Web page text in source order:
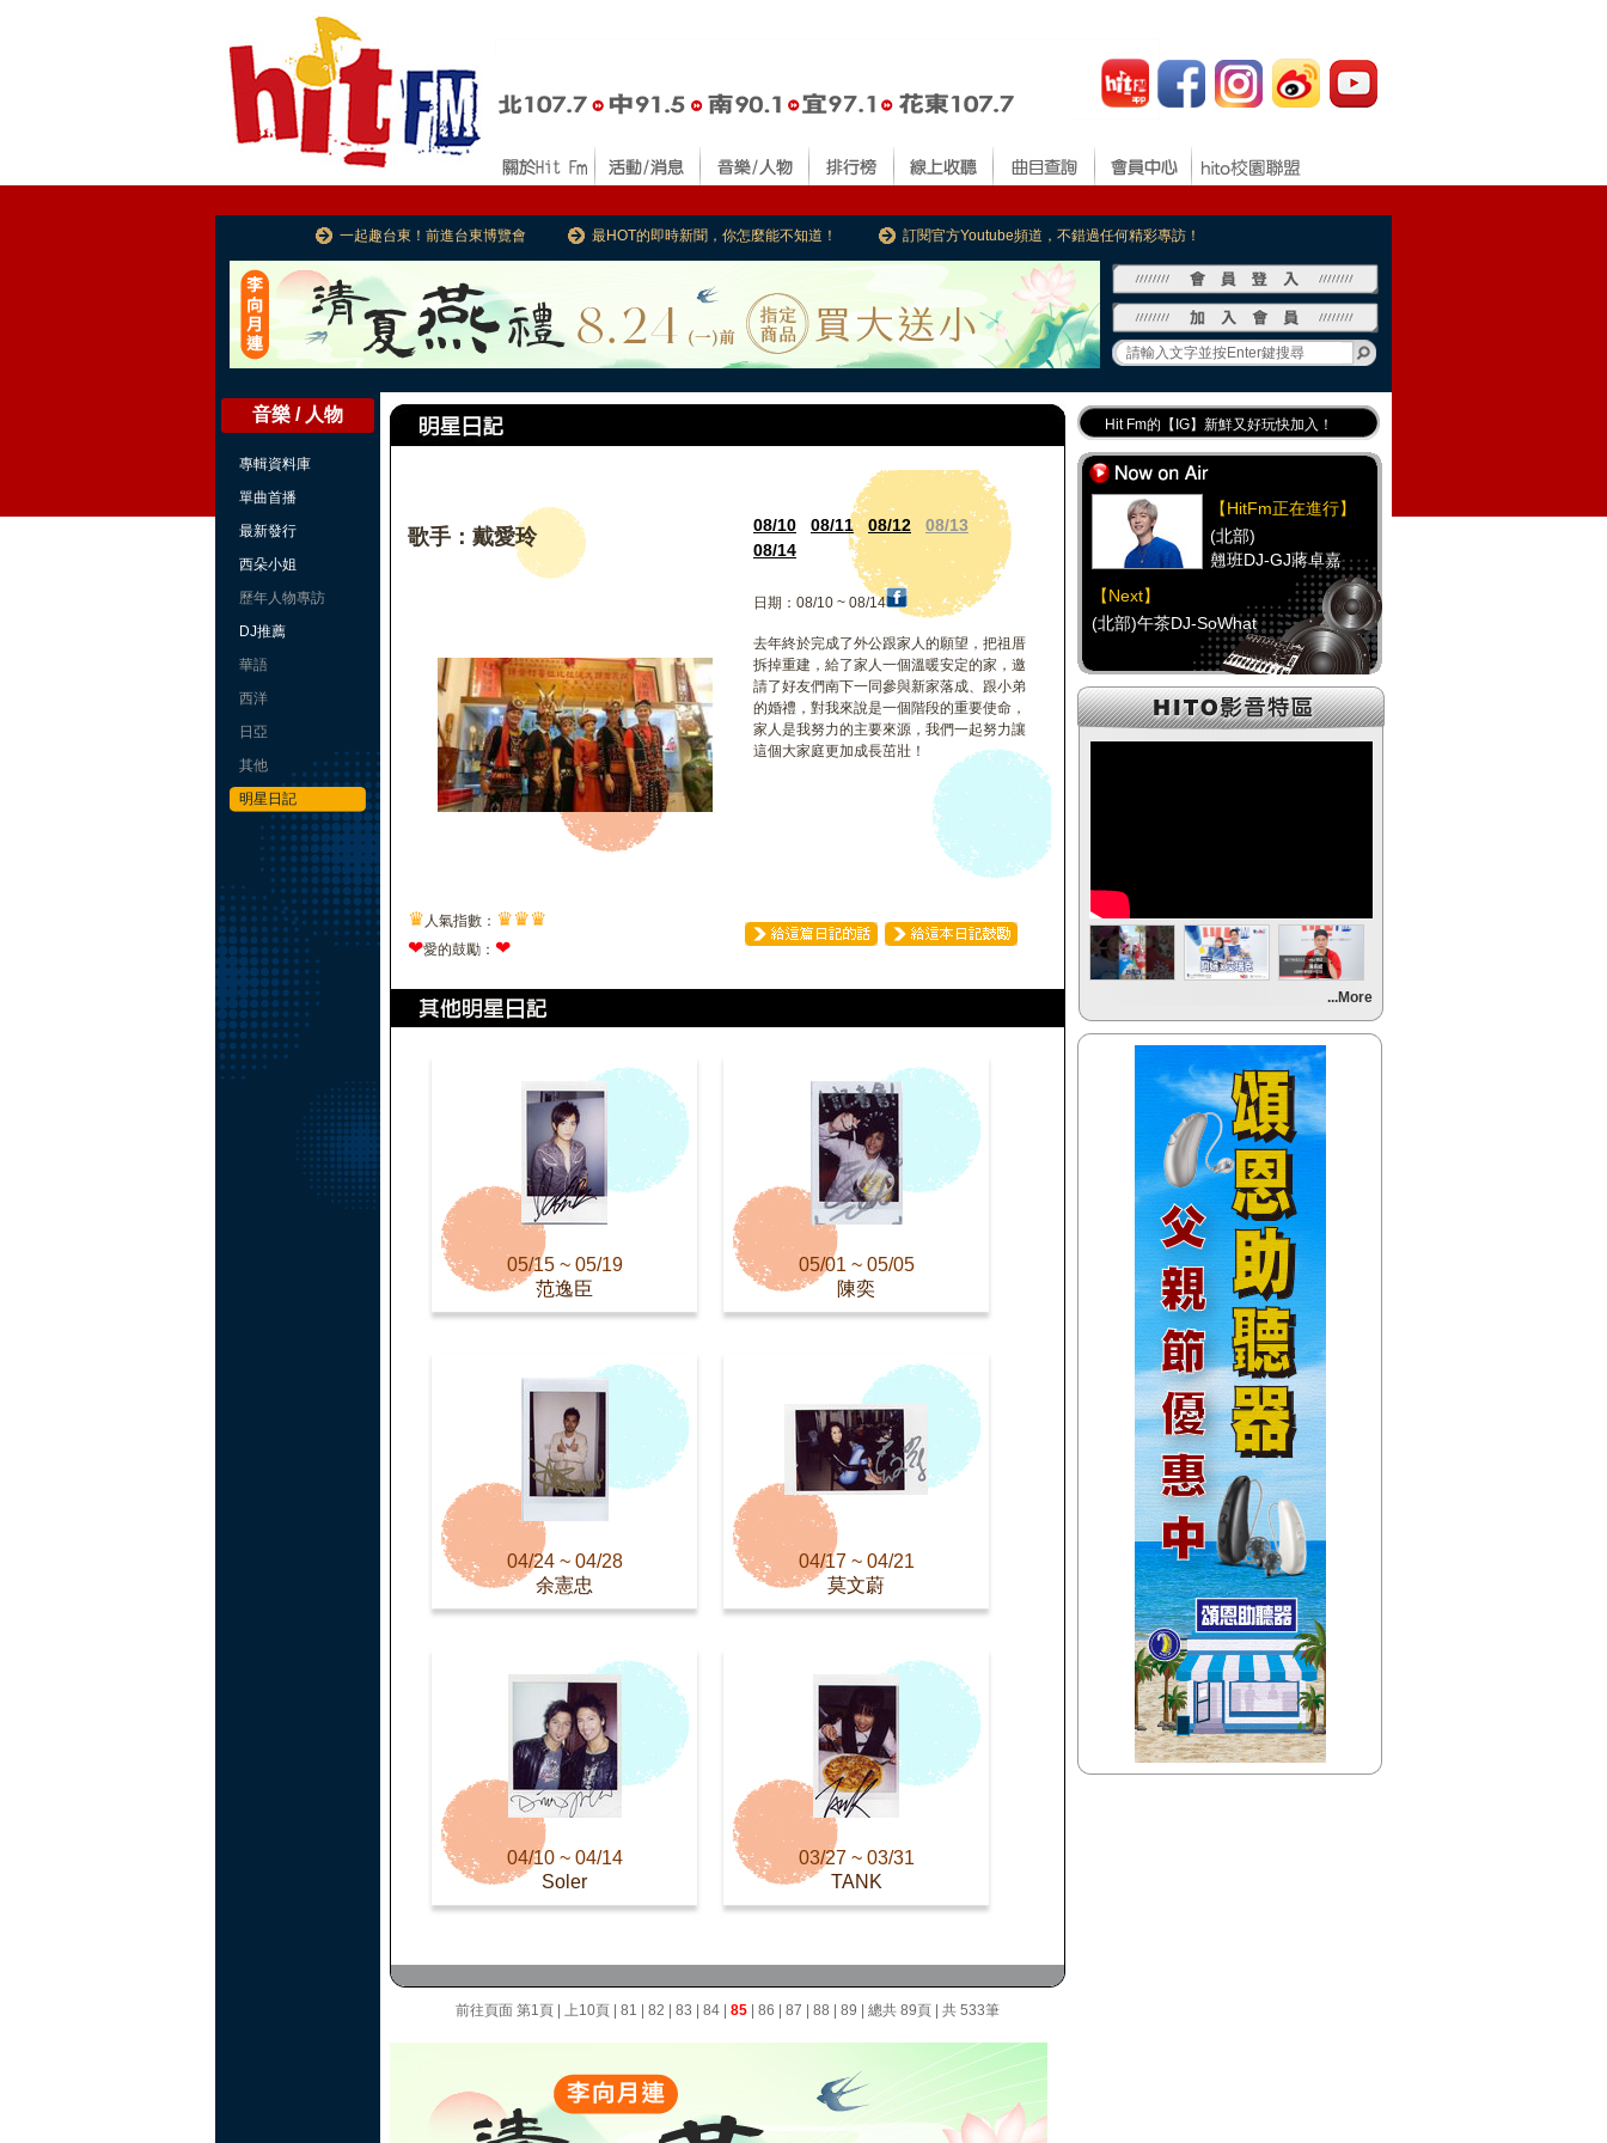
一起趣台東！前進台東博覽會 最HOT的即時新聞，你怎麼能不知道！ 訂閱官方Youtube頻道，不錯過任何精彩專訪！
音樂 / 人物
專輯資料庫
單曲首播
最新發行
西朵小姐
歷年人物專訪
DJ推薦
華語
西洋
日亞
其他
明星日記
歌手：戴愛玲 08/10 08/11 08/12
08/13
08/14
日期：08/10 ~ 08/14
去年終於完成了外公跟家人的願望，把祖厝
拆掉重建，給了家人一個溫暖安定的家，邀
請了好友們南下一同參與新家落成、跟小弟
的婚禮，對我來說是一個階段的重要使命，
家人是我努力的主要來源，我們一起努力讓
這個大家庭更加成長茁壯！
♛ 人氣指數： ♛♛♛
❤愛的鼓勵： ❤
05/15 ~ 05/19
范逸臣
05/01 ~ 05/05
陳奕
04/24 ~ 04/28
余憲忠
04/17 ~ 04/21
莫文蔚
04/10 ~ 04/14
Soler
03/27 ~ 03/31
TANK
前往頁面 第1頁 上10頁 81 82 83 84 85 86 87 88 89 | 總共 89頁 | 共 533筆
Hit Fm的【IG】新鮮又好玩快加入！
Hit Fm【FB臉書粉絲團】等你加入！
最專業《DJ推薦》好音樂千萬別錯過！
好康報報 最新優惠訊息都在這！
【HitFm正在進行】
(北部)
翹班DJ-GJ蔣卓嘉
【Next】
(北部)午茶DJ-SoWhat
【HitFm正在進行】
(中部)
(南部)
午餐DJ(代班)-Momoko
【Next】
【HitFm正在進行】
(宜蘭)
翹班DJ-維多
【Next】
(宜蘭)午茶DJ-SoWhat
【HitFm正在進行】
(花東)
翹班DJ-GJ蔣卓嘉
【Next】
(花東)元氣音樂
...More